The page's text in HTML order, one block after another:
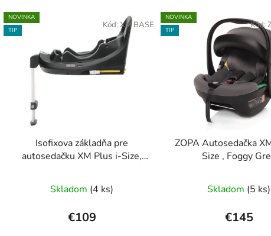
NOVINKA
TIP
Isofixova základňa pre
autosedačku XM Plus i-Size,
Skladom (4 ks)
€109
Kód: XM BASE
NOVINKA
TIP
ZOPA Autosedačka
Size , Foggy
Skladom (5 ks)
€145
Kód: